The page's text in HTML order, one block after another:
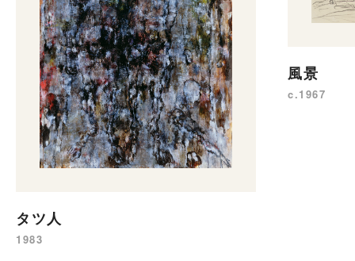
タツ人
1983
風景
c.1967